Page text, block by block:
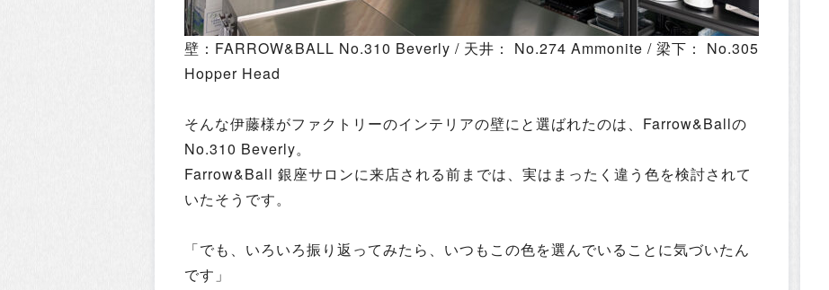
壁：FARROW&BALL No.310 Beverly / 天井： No.274 Ammonite / 梁下： No.305
Hopper Head
そんな伊藤様がファクトリーのインテリアの壁にと選ばれたのは、Farrow&Ballの
No.310 Beverly。
Farrow&Ball 銀座サロンに来店される前までは、実はまったく違う色を検討されて
いたそうです。
「でも、いろいろ振り返ってみたら、いつもこの色を選んでいることに気づいたん
です」